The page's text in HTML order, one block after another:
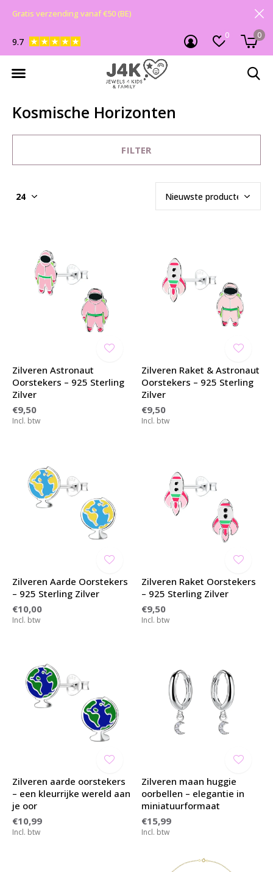
0 0
9.7
Gratis verzending vanaf €50 (BE)
Kosmische Horizonten
FILTER
Zilveren Astronaut
Oorstekers – 925 Sterling
Zilver
€9,50
Incl. btw
Zilveren Raket & Astronaut
Oorstekers – 925 Sterling
Zilver
€9,50
Incl. btw
Zilveren Aarde Oorstekers
– 925 Sterling Zilver
€10,00
Incl. btw
Zilveren Raket Oorstekers
– 925 Sterling Zilver
€9,50
Incl. btw
Zilveren aarde oorstekers
– een kleurrijke wereld aan
je oor
€10,99
Incl. btw
Zilveren maan huggie
oorbellen – elegantie in
miniatuurformaat
€15,99
Incl. btw